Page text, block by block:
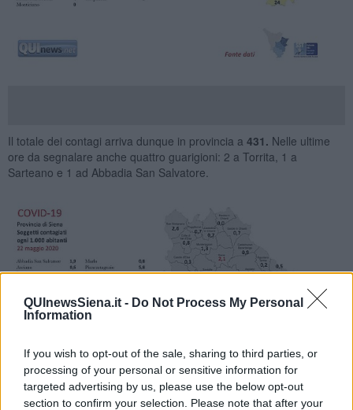
QUInewsSiena.it - Do Not Process My Personal
Information
If you wish to opt-out of the sale, sharing to third parties, or
processing of your personal or sensitive information for
targeted advertising by us, please use the below opt-out
section to confirm your selection. Please note that after your
Il totale dei contagi arriva dunque in provincia a 431. Nelle ultime
ore da segnalare anche quattro guarigioni: 2 a Torrita, 1 a
Sarteano e 1 ad Abbadia San Salvatore.